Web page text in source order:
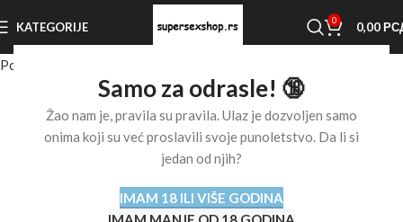
Samo za odrasle! 🔞
Žao nam je, pravila su pravila. Ulaz je dozvoljen samo
onima koji su već proslavili svoje punoletstvo. Da li si
jedan od njih?
IMAM 18 ILI VIŠE GODINA
KATEGORIJE 0 0,00
Početna stranica